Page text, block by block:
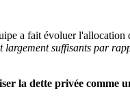
a fait évoluer l'allocation
largement suffisants par
la dette privée comme